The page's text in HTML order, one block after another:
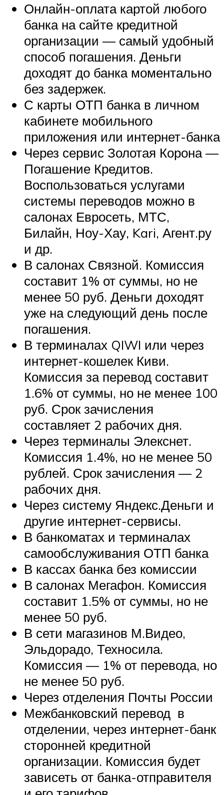
Онлайн-оплата картой любого
банка на сайте кредитной
организации — самый удобный
способ погашения. Деньги
доходят до банка моментально
без задержек.
С карты ОТП банка в личном
кабинете мобильного
приложения или интернет-банка
Через сервис Золотая Корона —
Погашение Кредитов.
Воспользоваться услугами
системы переводов можно в
салонах Евросеть, МТС,
Билайн, Ноу-Хау, Kari, Агент.ру
и др.
В салонах Связной. Комиссия
составит 1% от суммы, но не
менее 50 руб. Деньги доходят
уже на следующий день после
погашения.
В терминалах QIWI или через
интернет-кошелек Киви.
Комиссия за перевод составит
1.6% от суммы, но не менее 100
руб. Срок зачисления
составляет 2 рабочих дня.
Через терминалы Элекснет.
Комиссия 1.4%, но не менее 50
рублей. Срок зачисления — 2
рабочих дня.
Через систему Яндекс.Деньги и
другие интернет-сервисы.
В банкоматах и терминалах
самообслуживания ОТП банка
В кассах банка без комиссии
В салонах Мегафон. Комиссия
составит 1.5% от суммы, но не
менее 50 руб.
В сети магазинов М.Видео,
Эльдорадо, Техносила.
Комиссия — 1% от перевода, но
не менее 50 руб.
Через отделения Почты России
Межбанковский перевод в
отделении, через интернет-банк
сторонней кредитной
организации. Комиссия будет
зависеть от банка-отправителя